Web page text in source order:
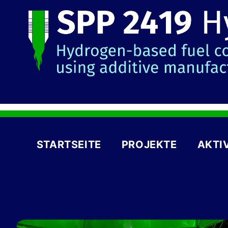
STARTSEITE PROJEKTE